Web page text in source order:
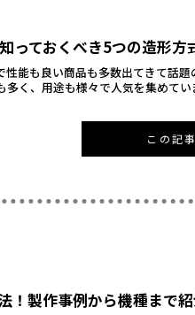
っておくべき5つの造形方
能も良い商品も多数出てきて話題
く、用途も様々で人気を集めてい
この記
！製作事例から機種まで